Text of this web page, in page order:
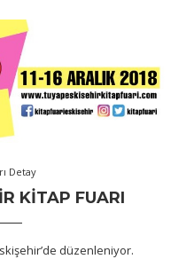
Detay
KITAP FUARI
düzenleniyor.